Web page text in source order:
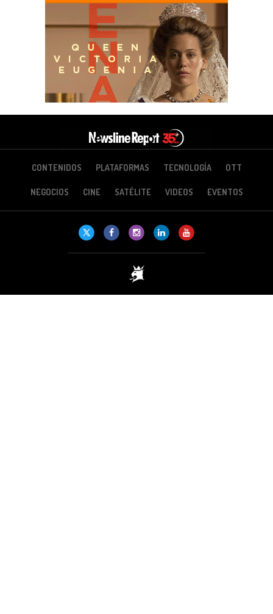
CONTENIDOS PLATAFORMAS TECNOLOGÍA OTT
NEGOCIOS CINE SATÉLITE VIDEOS EVENTOS